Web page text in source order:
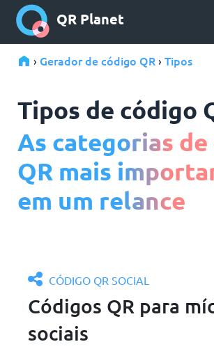
QR Planet
› Gerador de código QR › Tipos
Tipos de código
As categorias
QR mais
em um relance
CÓDIGO QR SOCIAL
Códigos QR para
sociais